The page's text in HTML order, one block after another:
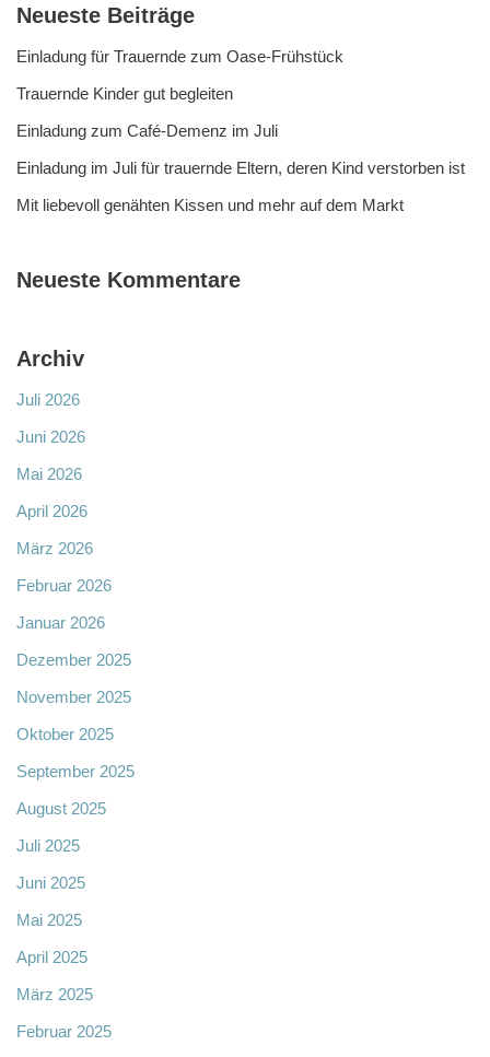
Neueste Beiträge
Einladung für Trauernde zum Oase-Frühstück
Trauernde Kinder gut begleiten
Einladung zum Café-Demenz im Juli
Einladung im Juli für trauernde Eltern, deren Kind verstorben ist
Mit liebevoll genähten Kissen und mehr auf dem Markt
Neueste Kommentare
Archiv
Juli 2026
Juni 2026
Mai 2026
April 2026
März 2026
Februar 2026
Januar 2026
Dezember 2025
November 2025
Oktober 2025
September 2025
August 2025
Juli 2025
Juni 2025
Mai 2025
April 2025
März 2025
Februar 2025